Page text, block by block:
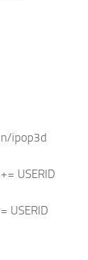
ipop3d
USERID